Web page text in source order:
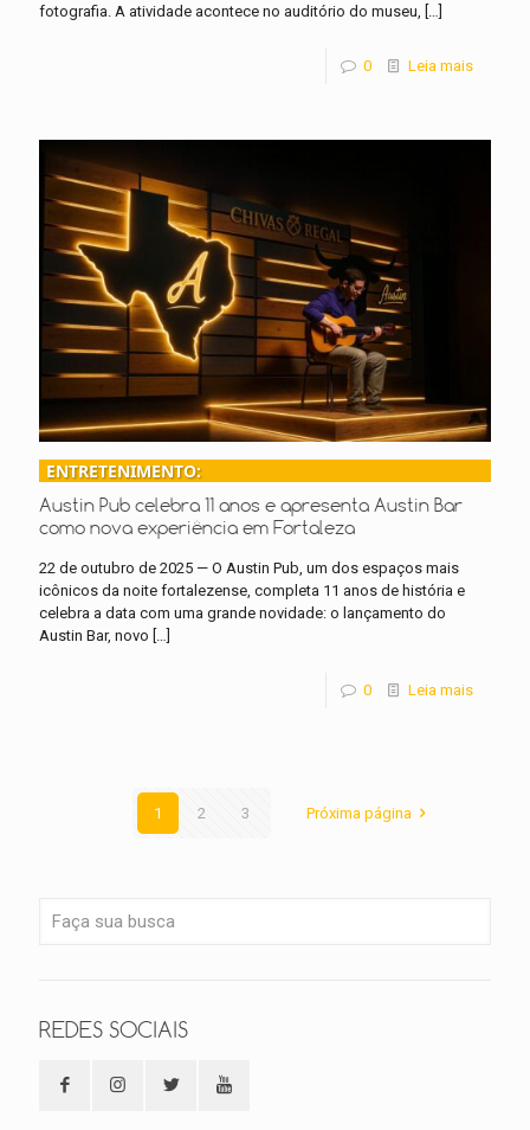
fotografia. A atividade acontece no auditório do museu,
0 Leia mais
ENTRETENIMENTO:
Austin Pub celebra 11 anos e apresenta Austin Bar
como nova experiência em Fortaleza
22 de outubro de 2025 — O Austin Pub, um dos espaços mais
icônicos da noite fortalezense, completa 11 anos de história e
celebra a data com uma grande novidade: o lançamento do
Austin Bar, novo […]
0 Leia mais
1 2 3 Próxima página
REDES SOCIAIS